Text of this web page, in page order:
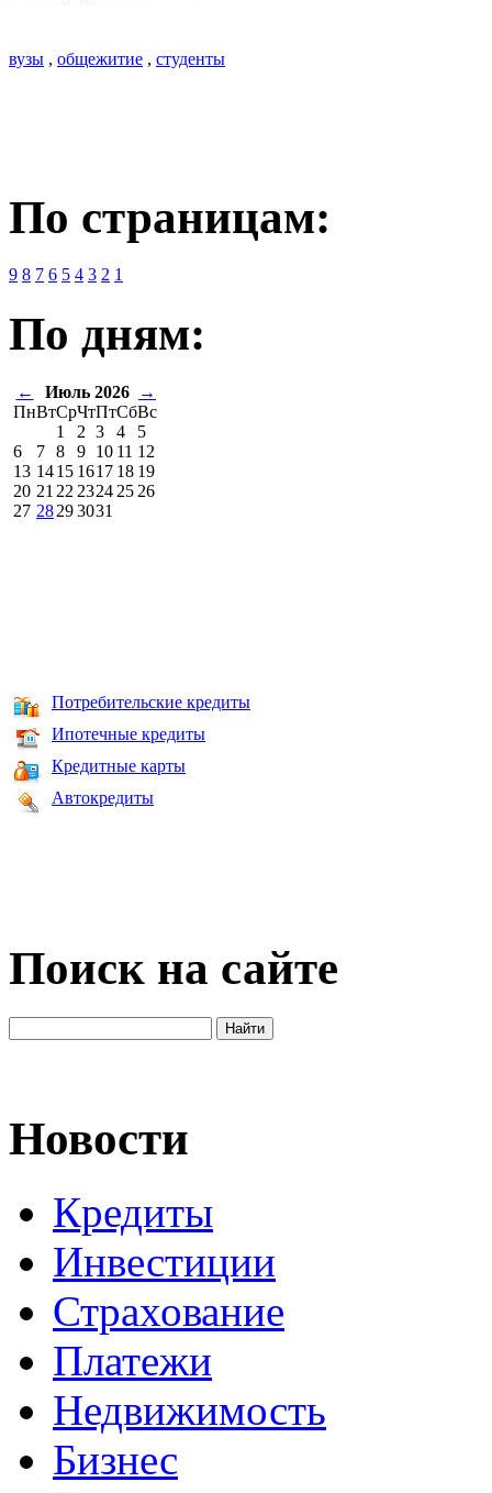
вузы , общежитие , студенты
По страницам:
9 8 7 6 5 4 3 2 1
По дням:
← Июль 2026
→
ПнВтСрЧтПтСбВс
1
2 3 4
5
6
7 8 9 10 11 12
13 1415 1617 18 19
20 21 22 2324 25 26
27 28293031
Потребительские кредиты
Ипотечные кредиты
Кредитные карты
Автокредиты
Поиск на сайте
Новости
Кредиты
Инвестиции
Страхование
Платежи
Недвижимость
Бизнес